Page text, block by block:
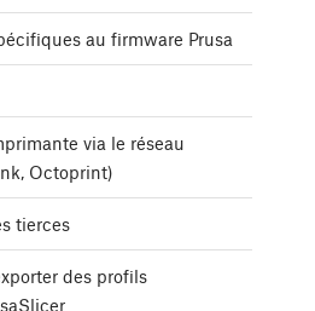
au firmware Prusa
via le réseau
Octoprint)
tierces
des profils